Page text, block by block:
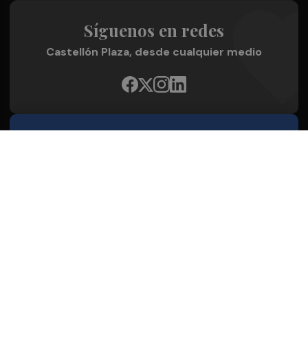
Síguenos en redes
Castellón Plaza, desde cualquier medio